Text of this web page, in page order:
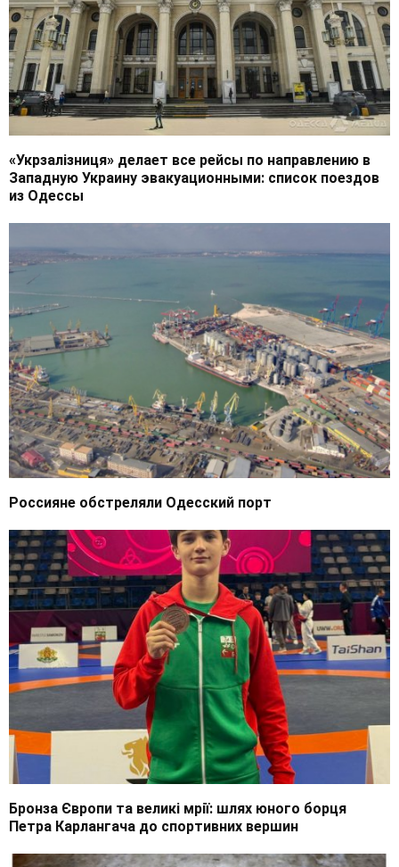
«Укрзалізниця» делает все рейсы по направлению в
Западную Украину эвакуационными: список поездов
из Одессы
Россияне обстреляли Одесский порт
Бронза Європи та великі мрії: шлях юного борця
Петра Карлангача до спортивних вершин